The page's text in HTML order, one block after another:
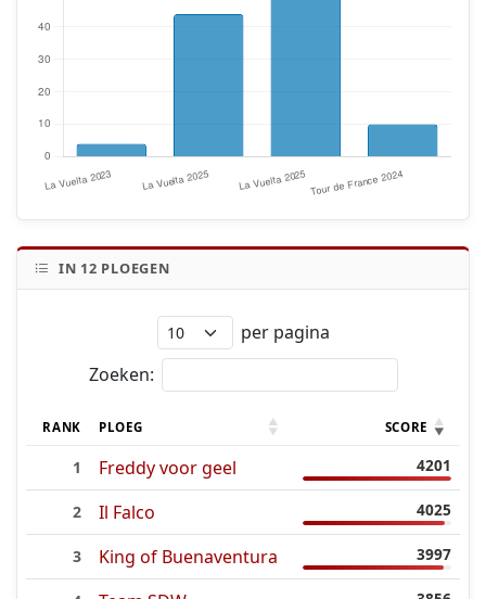
IN 12 PLOEGEN
per pagina
Zoeken:
RANK PLOEG SCORE
1 Freddy voor geel 4201
2 Il Falco 4025
3 King of Buenaventura 3997